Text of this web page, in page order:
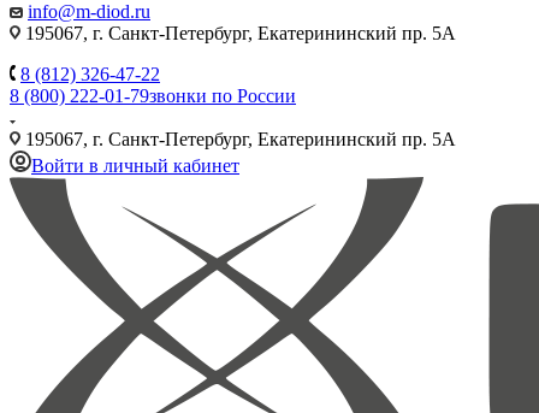
info@m-diod.ru
195067, г. Санкт-Петербург, Екатерининский пр. 5А
8 (812) 326-47-22
8 (800) 222-01-79звонки по России
195067, г. Санкт-Петербург, Екатерининский пр. 5А
Войти в личный кабинет